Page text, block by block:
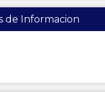
de Informacion